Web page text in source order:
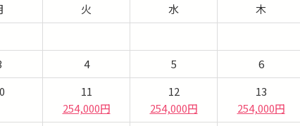
火 水 木
4 5 6
11
254,000円
12
254,000円
13
254,000円